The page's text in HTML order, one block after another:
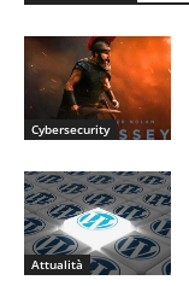
Cybersecurity
Attualità